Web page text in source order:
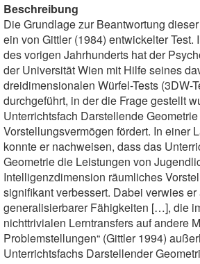
Beschreibung
Die Grundlage zur Beantwortung
ein von Gittler (1984) entwickelter Test.
des vorigen Jahrhunderts hat der
der Universität Wien mit Hilfe seines
dreidimensionalen Würfel-Tests (3DW-
durchgeführt, in der die Frage gestellt
Unterrichtsfach Darstellende
Vorstellungsvermögen fördert. In einer
konnte er nachweisen, dass das
Geometrie die Leistungen von
Intelligenzdimension räumliches
signifikant verbessert. Dabei verwies er
generalisierbarer Fähigkeiten […], die
nichttrivialen Lerntransfers auf andere
Problemstellungen“ (Gittler 1994)
Unterrichtsfachs Darstellender